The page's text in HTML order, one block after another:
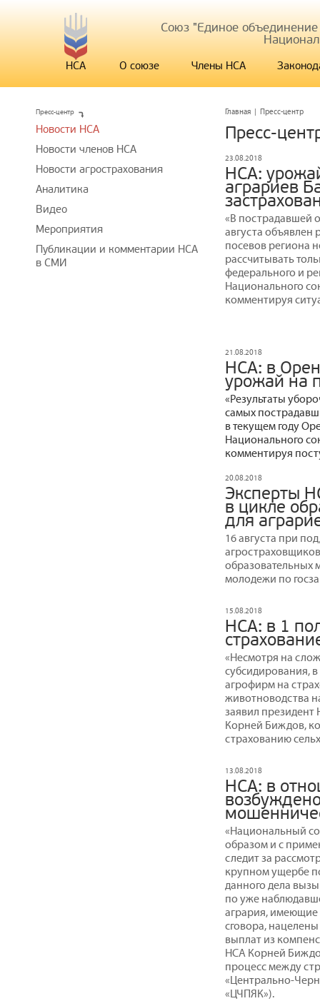
Союз "Единое
НСА О союзе Члены НСА
Главная | Пресс-центр
Пресс-
23.08.2018
НСА:
аграриев
«В пострадавшей
августа
посевов региона
рассчитывать
федерального и
Национального
комментируя
21.08.2018
НСА: в
урожай на
«Результаты
самых
в текущем году
Национального
комментируя
20.08.2018
Эксперты
в цикле
для
16 августа при
образовательных
молодежи по
15.08.2018
НСА: в 1
«Несмотря на
субсидирования,
агрофирм на
животноводства
заявил
Корней Биждов,
страхованию
13.08.2018
НСА: в
«Национальный
образом и с
следит за
крупном ущербе
данного дела
по уже
агрария, имеющие
сговора,
выплат из
НСА Корней
процесс между
«Центрально-
«ЦЧПЯК»).
Пресс-центр
Новости НСА
Новости членов НСА
Новости агрострахования
Аналитика
Видео
Мероприятия
Публикации и комментарии НСА
в СМИ